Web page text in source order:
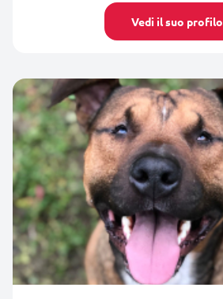
Vedi il suo profilo